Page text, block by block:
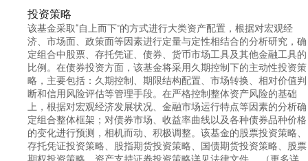
投资策略
该基金采取“自上而下”的方式进行大类资产配置，根据对宏观经
济、市场面、政策面等因素进行定量与定性相结合的分析研究，确
定组合中股票、存托凭证、债券、货币市场工具及其他金融工具的
比例。在债券投资方面，该基金将采用久期控制下的主动性投资策
略，主要包括：久期控制、期限结构配置、市场转换、相对价值判
断和信用风险评估等管理手段。在严格控制整体资产风险的基础
上，根据对宏观经济发展状况、金融市场运行特点等因素的分析确
定组合整体框架；对债券市场、收益率曲线以及各种债券品种价格
的变化进行预测，相机而动、积极调整。该基金的股票投资策略、
存托凭证投资策略、股指期货投资策略、国债期货投资策略、股票